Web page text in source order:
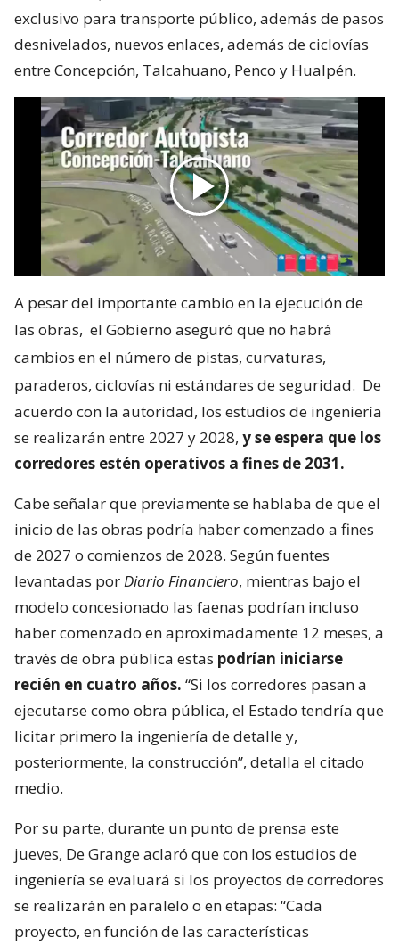
exclusivo para transporte público, además de pasos
desnivelados, nuevos enlaces, además de ciclovías
entre Concepción, Talcahuano, Penco y Hualpén.
A pesar del importante cambio en la ejecución de
las obras, el Gobierno aseguró que no habrá
cambios en el número de pistas, curvaturas,
paraderos, ciclovías ni estándares de seguridad. De
acuerdo con la autoridad, los estudios de ingeniería
se realizarán entre 2027 y 2028, y se espera que los
corredores estén operativos a fines de 2031.
Cabe señalar que previamente se hablaba de que el
inicio de las obras podría haber comenzado a fines
de 2027 o comienzos de 2028. Según fuentes
levantadas porDiario Financiero, mientras bajo el
modelo concesionado las faenas podrían incluso
haber comenzado en aproximadamente 12 meses, a
través de obra pública estas podrían iniciarse
recién en cuatro años. “Si los corredores pasan a
ejecutarse como obra pública, el Estado tendría que
licitar primero la ingeniería de detalle y,
posteriormente, la construcción”, detalla el citado
medio.
Por su parte, durante un punto de prensa este
jueves, De Grange aclaró que con los estudios de
ingeniería se evaluará si los proyectos de corredores
se realizarán en paralelo o en etapas: “Cada
proyecto, en función de las características